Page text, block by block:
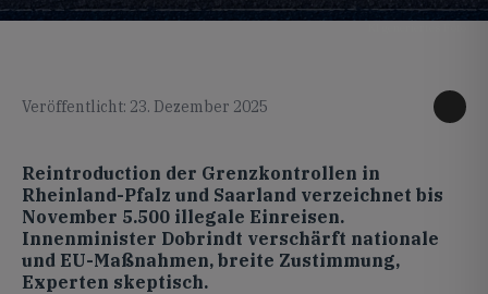
Veröffentlicht: 23. Dezember 2025
Reintroduction der Grenzkontrollen in
Rheinland-Pfalz und Saarland verzeichnet bis
November 5.500 illegale Einreisen.
Innenminister Dobrindt verschärft nationale
und EU-Maßnahmen, breite Zustimmung,
Experten skeptisch.